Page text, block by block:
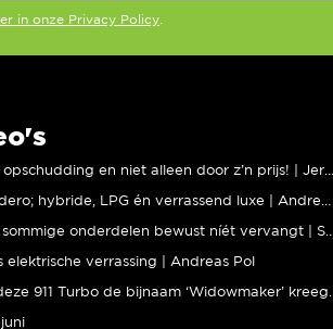
in onze Privacy Policy
elektrische verrassing | Andreas Pol